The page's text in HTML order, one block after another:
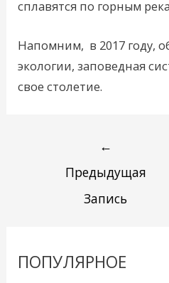
сплавятся по горным
Напомним, в 2017 году,
экологии, заповедная
свое столетие.
←
Предыдущая
Запись
ПОПУЛЯРНОЕ